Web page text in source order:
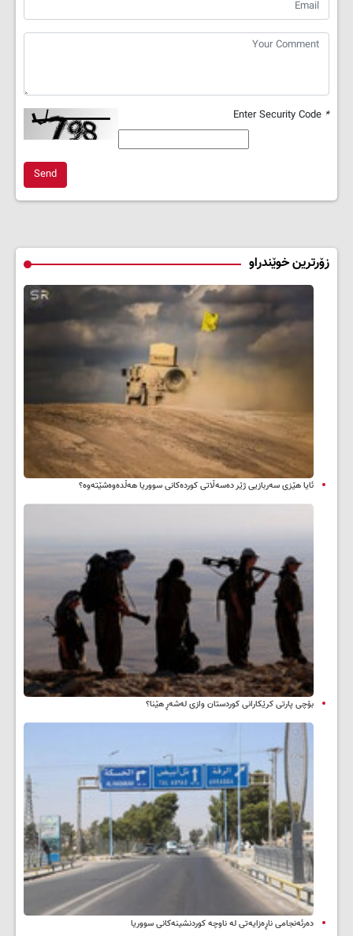
*
Send
زۆرترین خوێندراو
ئایا هێزی سەربازیی ژێر دەسەڵاتی کوردەکانی سووریا هەڵدەوەشێتەوە؟
بۆچی پارتی کرێکارانی کوردستان وازی لەشەڕ هێنا؟
دەرئەنجامی ناڕەزایەتی لە ناوچە کوردنشینەکانی سووریا